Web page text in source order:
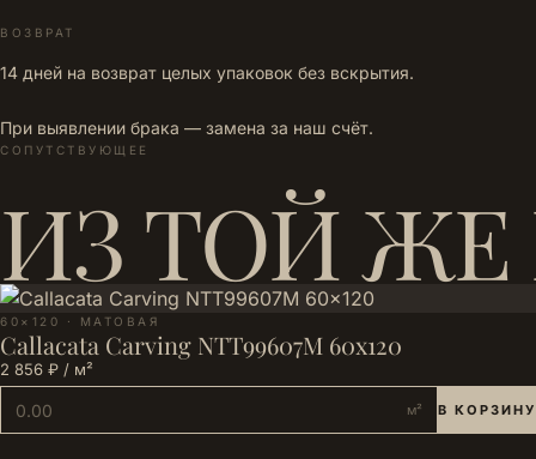
ВОЗВРАТ
14 дней на возврат целых упаковок без вскрытия.
При выявлении брака — замена за наш счёт.
СОПУТСТВУЮЩЕЕ
ИЗ ТОЙ ЖЕ
60×120 · МАТОВАЯ
Callacata Carving NTT99607M 60x120
2 856 ₽ / м²
м² В КОРЗИНУ